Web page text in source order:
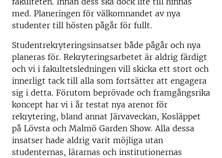
med. Planeringen för välkomnandet av nya
studenter till hösten pågår för fullt.
Studentrekryteringsinsatser både pågår och nya
planeras för. Rekryteringsarbetet är aldrig färdigt
och vi i fakultetsledningen vill skicka ett stort och
innerligt tack till alla som fortsätter att engagera
sig i detta. Förutom beprövade och framgångsrika
koncept har vi i år testat nya arenor för
rekrytering, bland annat Järvaveckan, Kosläppet
på Lövsta och Malmö Garden Show. Alla dessa
insatser hade aldrig varit möjliga utan
studenternas, lärarnas och institutionernas